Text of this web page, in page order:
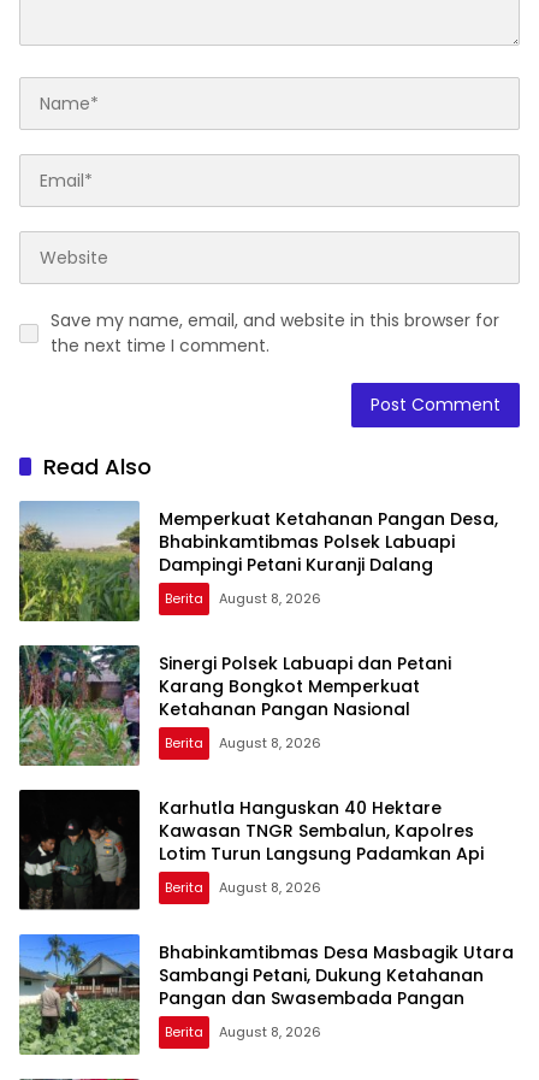
Save my name, email, and website in this browser for
the next time I comment.
Read Also
Memperkuat Ketahanan Pangan Desa,
Bhabinkamtibmas Polsek Labuapi
Dampingi Petani Kuranji Dalang
Berita August 8, 2026
Sinergi Polsek Labuapi dan Petani
Karang Bongkot Memperkuat
Ketahanan Pangan Nasional
Berita August 8, 2026
Karhutla Hanguskan 40 Hektare
Kawasan TNGR Sembalun, Kapolres
Lotim Turun Langsung Padamkan Api
Berita August 8, 2026
Bhabinkamtibmas Desa Masbagik Utara
Sambangi Petani, Dukung Ketahanan
Pangan dan Swasembada Pangan
Berita August 8, 2026